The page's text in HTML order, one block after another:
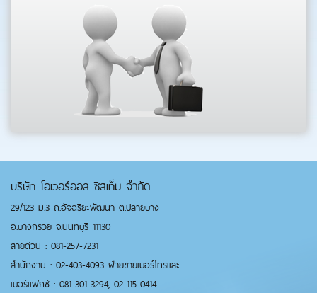
บริษัท โอเวอร์ออล ซิสเท็ม จำกัด
29/123 ม.3 ถ.อัจฉริยะพัฒนา ต.ปลายบาง
อ.บางกรวย จ.นนทบุรี 11130
สายด่วน : 081-257-7231
สำนักงาน : 02-403-4093 ฝ่ายขายเบอร์โทรและ
เบอร์แฟกซ์ : 081-301-3294, 02-115-0414